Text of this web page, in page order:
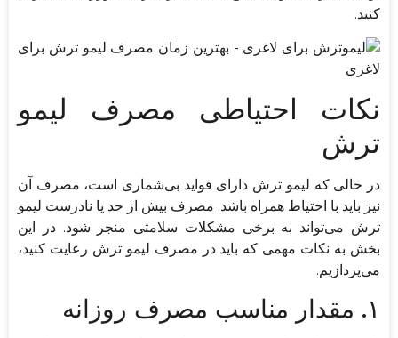
کنید.
نکات احتیاطی مصرف لیمو
ترش
در حالی که لیمو ترش دارای فواید بی‌شماری است، مصرف آن
نیز باید با احتیاط همراه باشد. مصرف بیش از حد یا نادرست لیمو
ترش می‌تواند به برخی مشکلات سلامتی منجر شود. در این
بخش به نکات مهمی که باید در مصرف لیمو ترش رعایت کنید،
می‌پردازیم.
۱. مقدار مناسب مصرف روزانه